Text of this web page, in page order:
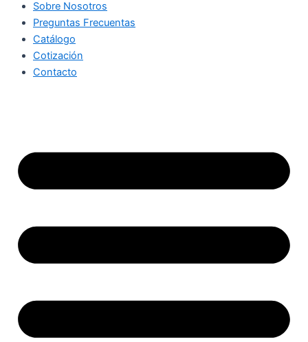
Sobre Nosotros
Preguntas Frecuentas
Catálogo
Cotización
Contacto